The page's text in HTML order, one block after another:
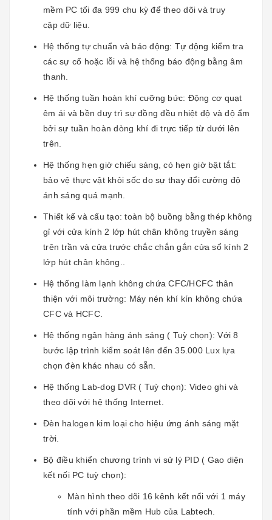
mềm PC tối đa 999 chu kỳ để theo dõi và truy
cập dữ liệu.
Hệ thống tự chuẩn và báo động: Tự động kiểm tra
các sự cố hoặc lỗi và hệ thống báo động bằng âm
thanh.
Hệ thống tuần hoàn khí cưỡng bức: Động cơ quạt
êm ái và bền duy trì sự đồng đều nhiệt độ và độ ẩm
bởi sự tuần hoàn dòng khí đi trực tiếp từ dưới lên
trên.
Hệ thống hẹn giờ chiếu sáng, có hẹn giờ bật tắt:
bảo vệ thực vật khỏi sốc do sự thay đổi cường độ
ánh sáng quá mạnh.
Thiết kế và cấu tạo: toàn bộ buồng bằng thép không
gỉ với cửa kính 2 lớp hút chân không truyền sáng
trên trần và cửa trước chắc chắn gắn cửa sổ kính 2
lớp hút chân không..
Hệ thống làm lạnh không chứa CFC/HCFC thân
thiện với môi trường: Máy nén khí kín không chứa
CFC và HCFC.
Hệ thống ngân hàng ánh sáng ( Tuỳ chọn): Với 8
bước lập trình kiểm soát lên đến 35.000 Lux lựa
chọn đèn khác nhau có sẵn.
Hệ thống Lab-dog DVR ( Tuỳ chọn): Video ghi và
theo dõi với hệ thống Internet.
Đèn halogen kim loại cho hiệu ứng ánh sáng mặt
trời.
Bộ điều khiển chương trình vi sử lý PID ( Gao diện
kết nối PC tuỳ chọn):
Màn hình theo dõi 16 kênh kết nối với 1 máy
tính với phần mềm Hub của Labtech.